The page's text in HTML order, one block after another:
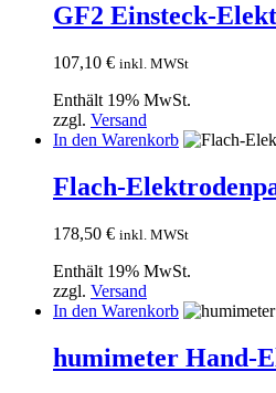
GF2 Einsteck-
107,10 € inkl. MWSt
Enthält 19% MwSt.
zzgl. Versand
In den Warenkorb
Flach-
178,50 € inkl. MWSt
Enthält 19% MwSt.
zzgl. Versand
In den Warenkorb
humimeter Hand-